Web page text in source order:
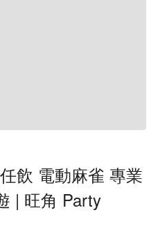
飲 電動麻雀 專業
| 旺角 Party